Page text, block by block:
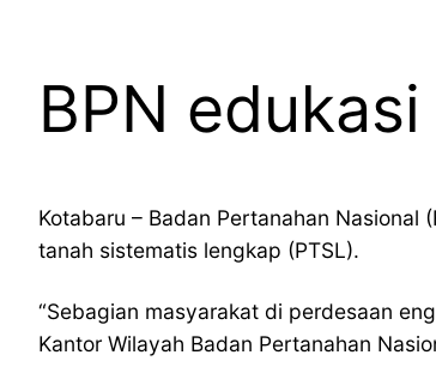
BPN
Kotabaru – Badan Pertanahan
tanah sistematis lengkap (PTSL).
“Sebagian masyarakat di perdesaan
Kantor Wilayah Badan Pertanahan